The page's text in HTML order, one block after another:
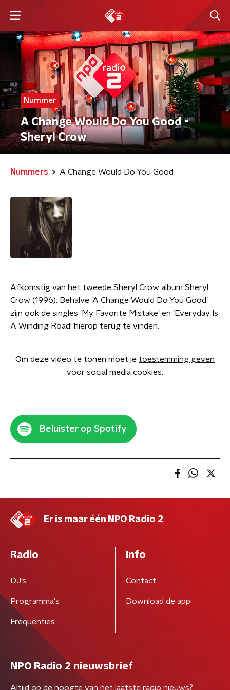
Nummer
A Change Would Do You Good -
Sheryl Crow
Nummers A Change Would Do You Good
Afkomstig van het tweede Sheryl Crow album Sheryl
Crow (1996). Behalve 'A Change Would Do You Good'
zijn ook de singles 'My Favorite Mistake' en 'Everyday Is
A Winding Road' hierop terug te vinden.
Om deze video te tonen moet je toestemming geven
voor social media cookies.
Beluister op Spotify
Er is maar één NPO Radio 2
Radio
DJ’s
Programma's
Frequenties
Info
Contact
Download de app
NPO Radio 2 nieuwsbrief
Altijd op de hoogte van het laatste radio nieuws?